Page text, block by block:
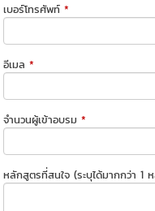
เบอร์โทรศัพท์ *
อีเมล *
จำนวนผู้เข้าอบรม *
หลักสูตรที่สนใจ (ระบุได้มากกว่า 1